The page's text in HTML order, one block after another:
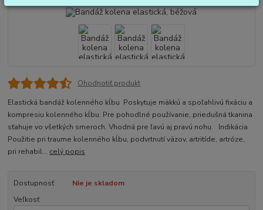
Ohodnotiť produkt
Elastická bandáž kolenného kĺbu Poskytuje mäkkú a spoľahlivú fixáciu a
kompresiu kolenného kĺbu. Pre pohodlné používanie, priedušná tkanina
sťahuje vo všetkých smeroch. Vhodná pre ľavú aj pravú nohu. Indikácia
Použitie pri traume kolenného kĺbu, podvrtnutí väzov, artritíde, artróze,
pri rehabil... celý popis
Dostupnosť
Nie je skladom
Veľkosť